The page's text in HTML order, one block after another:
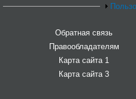
Обратная связь
Правообладателям
Карта сайта 1
Карта сайта 3